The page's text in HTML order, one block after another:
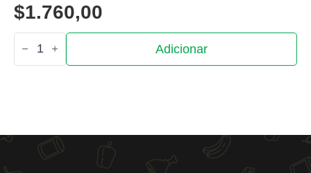
$1.760,00
Quantidade
de
Ferdinando
Adicionar